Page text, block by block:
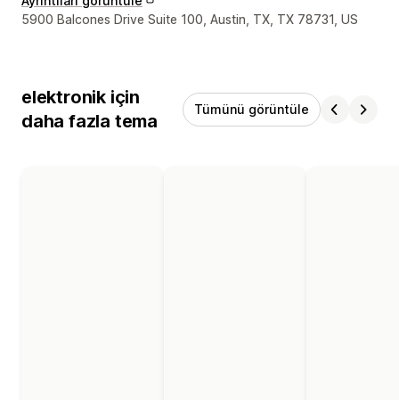
Tasarımcı iletişim bilgileri
5900 Balcones Drive Suite 100, Austin, TX, TX 78731, US
elektronik için
daha fazla tema
Tümünü görüntüle